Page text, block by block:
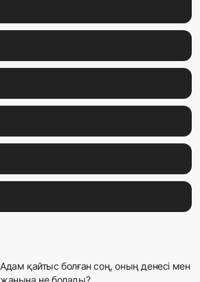
Адам қайтыс болған соң, оның денесі мен
жанына не болады?